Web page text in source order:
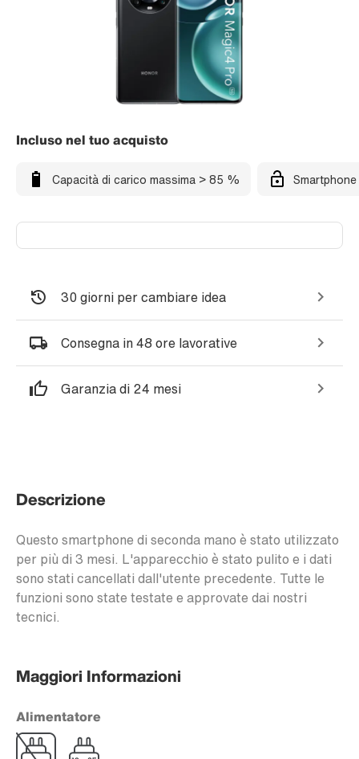
Incluso nel tuo acquisto
Capacità di carico massima > 85 %
30 giorni per cambiare idea
Consegna in 48 ore lavorative
Garanzia di 24 mesi
Descrizione
Questo smartphone di seconda mano è stato utilizzato
per più di 3 mesi. L'apparecchio è stato pulito e i dati
sono stati cancellati dall'utente precedente. Tutte le
funzioni sono state testate e approvate dai nostri
tecnici.
Maggiori Informazioni
Alimentatore